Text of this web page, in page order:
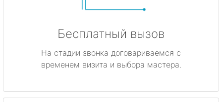
Бесплатный вызов
На стадии звонка договариваемся с
временем визита и выбора мастера.